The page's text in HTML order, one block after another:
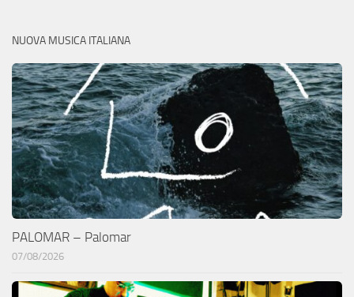
NUOVA MUSICA ITALIANA
PALOMAR – Palomar
07/08/2026